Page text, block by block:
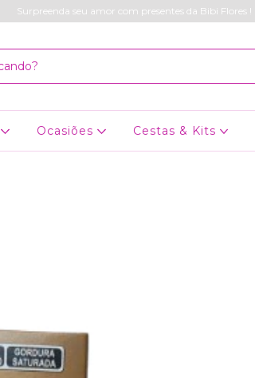
Surpreenda seu amor com presentes da Bibi Flores !
Ocasiões Cestas & Kits